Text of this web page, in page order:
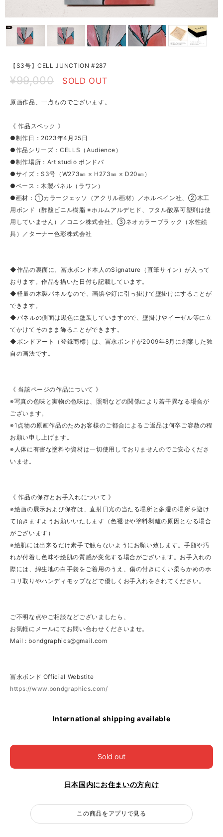
【S3号】CELL JUNCTION #287
¥99,000 SOLD OUT
原画作品、一点ものでございます。
《 作品スペック 》
●制作日：2023年4月25日
●作品シリーズ：CELLS（Audience）
●制作場所：Art studio ボンドバ
●サイズ：S3号（W273㎜ × H273㎜ × D20㎜）
●ベース：木製パネル（ラワン）
●画材：①カラージェッソ（アクリル画材）／ホルベイン社、②木工
用ボンド（酢酸ビニル樹脂 ※ホルムアルデヒド、フタル酸系可塑剤は使
用していません）／コニシ株式会社、③ネオカラーブラック（水性絵
具）／ターナー色彩株式会社
◆作品の裏面に、冨永ボンド本人のSignature（直筆サイン）が入って
おります。作品を描いた日付も記載しています。
◆軽量の木製パネルなので、画鋲や釘に引っ掛けて壁掛けにすることが
できます。
◆パネルの側面は黒色に塗装していますので、壁掛けやイーゼル等に立
てかけてそのまま飾ることができます。
◆ボンドアート（登録商標）は、冨永ボンドが2009年8月に創案した独
自の画法です。
《 当該ページの作品について 》
※写真の色味と実物の色味は、照明などの関係により若干異なる場合が
ございます。
※1点物の原画作品のためお客様のご都合によるご返品は何卒ご容赦の程
お願い申し上げます。
※人体に有害な塗料や資材は一切使用しておりませんのでご安心くださ
いませ。
《 作品の保存とお手入れについて 》
※絵画の展示および保存は、直射日光の当たる場所と多湿の場所を避け
て頂きますようお願いいたします（色褪せや塗料剥離の原因となる場合
がございます）
※絵肌には出来るだけ素手で触らないようにお願い致します。手脂や汚
れが付着し色味や絵肌の質感が変化する場合がございます。お手入れの
際には、綿生地の白手袋をご着用のうえ、傷の付きにくい柔らかめのホ
コリ取りやハンディモップなどで優しくお手入れをされてください。
ご不明な点やご相談などございましたら、
お気軽にメールにてお問い合わせくださいませ。
Mail : bondgraphics@gmail.com
冨永ボンド Official Webstite
https://www.bondgraphics.com/
International shipping available
Sold out
日本国内にお住まいの方向け
この商品をアプリで見る